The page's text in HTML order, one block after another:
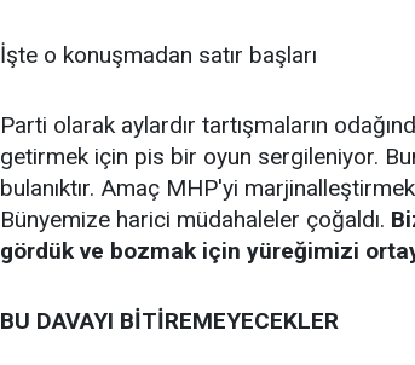
İşte o konuşmadan satır başları
Parti olarak aylardır tartışmaların
getirmek için pis bir oyun sergileniyor.
bulanıktır. Amaç MHP'yi
Bünyemize harici müdahaleler çoğaldı.
gördük ve bozmak için yüreğimizi
BU DAVAYI BİTİREMEYECEKLER